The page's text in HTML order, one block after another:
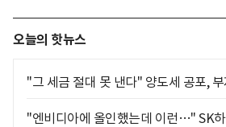
오늘의 핫뉴스
"그 세금 절대 못 낸다" 양도세 공포,
"엔비디아에 올인했는데 이런…" SK